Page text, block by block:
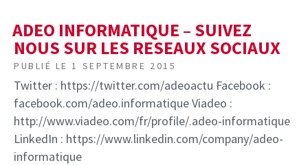
ADEO INFORMATIQUE – SUIVEZ
NOUS SUR LES RESEAUX SOCIAUX
PUBLIÉ LE 1 SEPTEMBRE 2015
Twitter : https://twitter.com/adeoactu Facebook :
facebook.com/adeo.informatique Viadeo :
http://www.viadeo.com/fr/profile/.adeo-informatique
LinkedIn : https://www.linkedin.com/company/adeo-
informatique